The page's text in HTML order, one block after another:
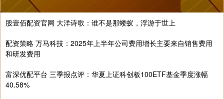
股壹佰配资官网 大洋诗歌：谁不是那蝼蚁，浮游于世上
配资策略 万马科技：2025年上半年公司费用增长主要来自销售费用
和研发费用
富深优配平台 三季报点评：华夏上证科创板100ETF基金季度涨幅
40.58%